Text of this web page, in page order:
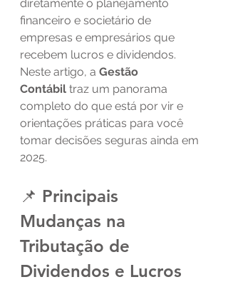
diretamente o planejamento
financeiro e societário de
empresas e empresários que
recebem lucros e dividendos.
Neste artigo, a Gestão
Contábil traz um panorama
completo do que está por vir e
orientações práticas para você
tomar decisões seguras ainda em
2025.
📌 Principais
Mudanças na
Tributação de
Dividendos e Lucros